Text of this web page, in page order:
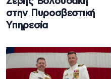
στην Πυροσβεστική
Υπηρεσία